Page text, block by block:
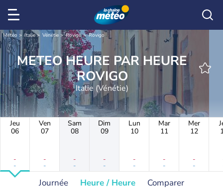
Météo Italie Vénétie Rovigo Rovigo
METEO HEURE PAR HEURE
ROVIGO
Italie (Vénétie)
Jeu
06
-
-
Ven
07
-
-
Sam
08
-
-
Dim
09
-
-
Lun
10
-
-
Mar
11
-
-
Mer
12
-
-
Journée Heure / Heure Comparer